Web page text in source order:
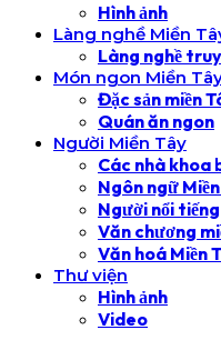
Hình ảnh
Làng nghề Miền
Làng nghề
Món ngon Miền
Đặc sản miền
Quán ăn ngon
Người Miền Tây
Các nhà khoa
Ngôn ngữ
Người nổi tiếng
Văn chương
Văn hoá Miền
Thư viện
Hình ảnh
Video